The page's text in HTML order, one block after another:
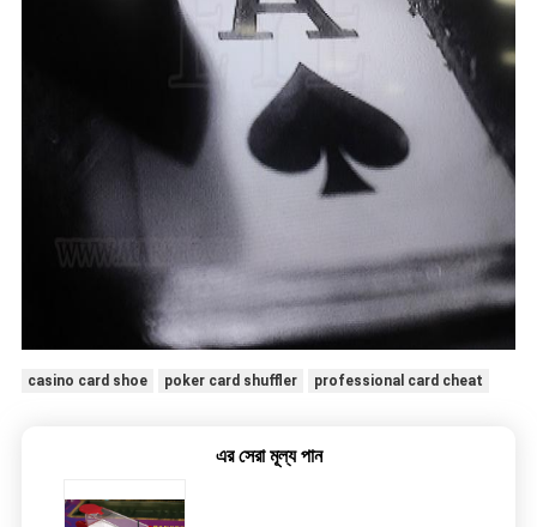
casino card shoe poker card shuffler professional card cheat
এর সেরা মূল্য পান